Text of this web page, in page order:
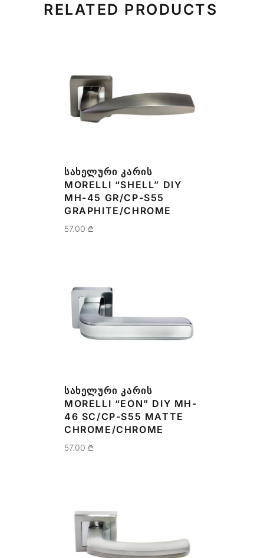
RELATED PRODUCTS
ᲡᲐᲮᲔᲚᲣᲠᲘ ᲙᲐᲠᲘᲡ
MORELLI “SHELL” DIY
MH-45 GR/CP-S55
GRAPHITE/CHROME
57.00 ₾
ᲡᲐᲮᲔᲚᲣᲠᲘ ᲙᲐᲠᲘᲡ
MORELLI “EON” DIY MH-
46 SC/CP-S55 MATTE
CHROME/CHROME
57.00 ₾